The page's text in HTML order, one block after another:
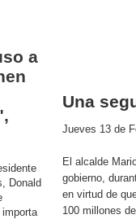
a
Donald
Una
Jueves 13 de
El alcalde
gobierno,
en virtud de
100 millones